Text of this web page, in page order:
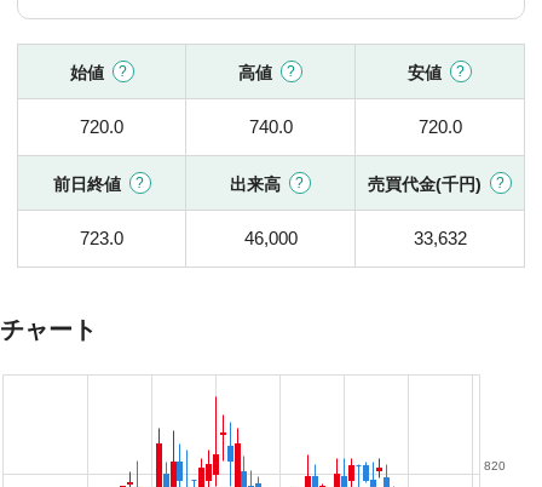
始値 高値 安値
720.0 740.0 720.0
前日終値 出来高 売買代金(千円)
723.0 46,000 33,632
チャート
820